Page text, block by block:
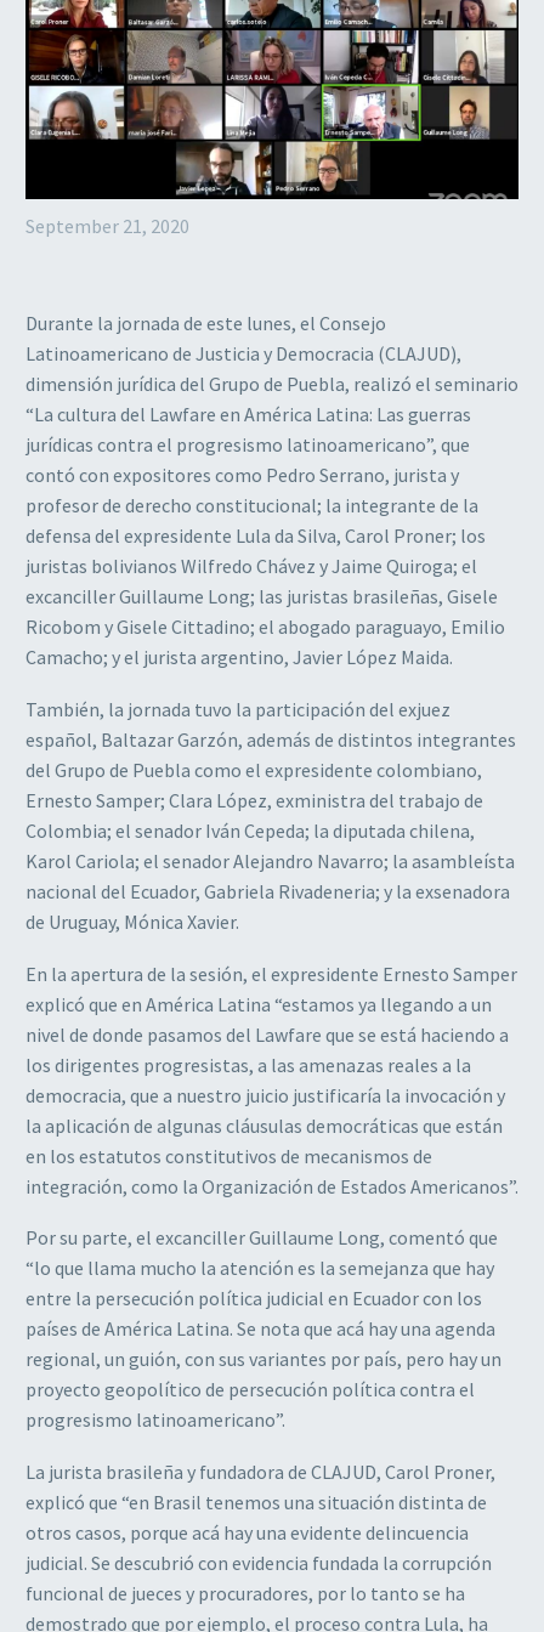
September 21, 2020
Durante la jornada de este lunes, el Consejo
Latinoamericano de Justicia y Democracia (CLAJUD),
dimensión jurídica del Grupo de Puebla, realizó el seminario
“La cultura del Lawfare en América Latina: Las guerras
jurídicas contra el progresismo latinoamericano”, que
contó con expositores como Pedro Serrano, jurista y
profesor de derecho constitucional; la integrante de la
defensa del expresidente Lula da Silva, Carol Proner; los
juristas bolivianos Wilfredo Chávez y Jaime Quiroga; el
excanciller Guillaume Long; las juristas brasileñas, Gisele
Ricobom y Gisele Cittadino; el abogado paraguayo, Emilio
Camacho; y el jurista argentino, Javier López Maida.
También, la jornada tuvo la participación del exjuez
español, Baltazar Garzón, además de distintos integrantes
del Grupo de Puebla como el expresidente colombiano,
Ernesto Samper; Clara López, exministra del trabajo de
Colombia; el senador Iván Cepeda; la diputada chilena,
Karol Cariola; el senador Alejandro Navarro; la asambleísta
nacional del Ecuador, Gabriela Rivadeneria; y la exsenadora
de Uruguay, Mónica Xavier.
En la apertura de la sesión, el expresidente Ernesto Samper
explicó que en América Latina “estamos ya llegando a un
nivel de donde pasamos del Lawfare que se está haciendo a
los dirigentes progresistas, a las amenazas reales a la
democracia, que a nuestro juicio justificaría la invocación y
la aplicación de algunas cláusulas democráticas que están
en los estatutos constitutivos de mecanismos de
integración, como la Organización de Estados Americanos”.
Por su parte, el excanciller Guillaume Long, comentó que
“lo que llama mucho la atención es la semejanza que hay
entre la persecución política judicial en Ecuador con los
países de América Latina. Se nota que acá hay una agenda
regional, un guión, con sus variantes por país, pero hay un
proyecto geopolítico de persecución política contra el
progresismo latinoamericano”.
La jurista brasileña y fundadora de CLAJUD, Carol Proner,
explicó que “en Brasil tenemos una situación distinta de
otros casos, porque acá hay una evidente delincuencia
judicial. Se descubrió con evidencia fundada la corrupción
funcional de jueces y procuradores, por lo tanto se ha
demostrado que por ejemplo, el proceso contra Lula, ha